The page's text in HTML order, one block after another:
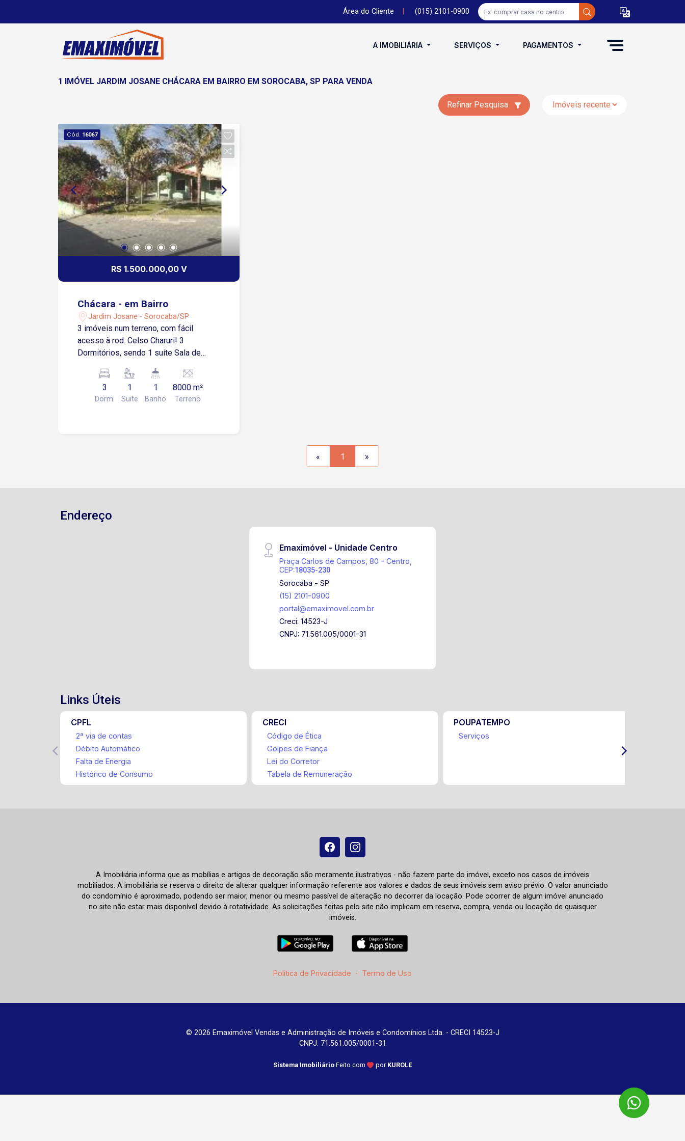
Área do Cliente (015) 2101-0900
A IMOBILIÁRIA SERVIÇOS PAGAMENTOS
1 IMÓVEL JARDIM JOSANE CHÁCARA EM BAIRRO EM SOROCABA, SP PARA VENDA
Refinar Pesquisa
Cód. 16067
R$ 1.500.000,00 V
Chácara - em Bairro
Jardim Josane - Sorocaba/SP
3 imóveis num terreno, com fácil
acesso à rod. Celso Charuri! 3
Dormitórios, sendo 1 suíte Sala de
Área de serviço Várias vagas na
garagem Churrasqueira Piscina Salão
de Festa Salão de Jogos Quadra
3
Dorm.
1
Suite
1
Banho
8000 m²
Terreno
« 1 »
Endereço
Emaximóvel - Unidade Centro
Praça Carlos de Campos, 80 - Centro,
CEP:18035-230
Sorocaba - SP
(15) 2101-0900
portal@emaximovel.com.br
Creci: 14523-J
CNPJ: 71.561.005/0001-31
Links Úteis
CPFL
2ª via de contas
Débito Automático
Falta de Energia
Histórico de Consumo
CRECI
Código de Ética
Golpes de Fiança
Lei do Corretor
Tabela de Remuneração
POUPATEMPO
Serviços
A Imobiliária informa que as mobílias e artigos de decoração são meramente ilustrativos - não fazem parte do imóvel, exceto nos casos de imóveis
mobiliados. A imobiliária se reserva o direito de alterar qualquer informação referente aos valores e dados de seus imóveis sem aviso prévio. O valor anunciado
do condomínio é aproximado, podendo ser maior, menor ou mesmo passível de alteração no decorrer da locação. Pode ocorrer de algum imóvel anunciado
no site não estar mais disponível devido à rotatividade. As solicitações feitas pelo site não implicam em reserva, compra, venda ou locação de quaisquer
imóveis.
Política de Privacidade - Termo de Uso
© 2026 Emaximóvel Vendas e Administração de Imóveis e Condomínios Ltda. - CRECI 14523-J
CNPJ: 71.561.005/0001-31
Sistema Imobiliário Feito com por KUROLE